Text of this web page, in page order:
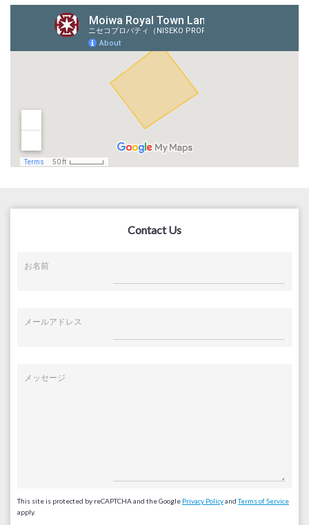
Contact Us
お名前
メールアドレス
メッセージ
This site is protected by reCAPTCHA and the Google Privacy PolicyandTerms of Service
apply.